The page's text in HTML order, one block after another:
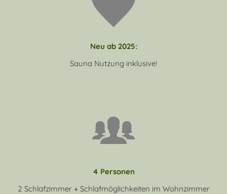
Neu ab 2025:
Sauna Nutzung inklusive!
4 Personen
2 Schlafzimmer + Schlafmöglichkeiten im Wohnzimmer